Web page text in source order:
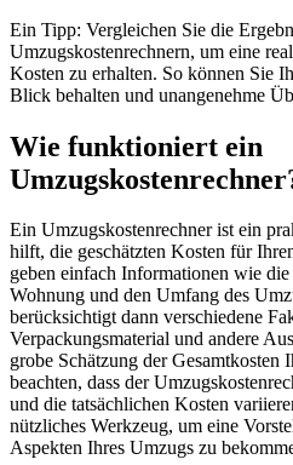
Ein Tipp: Vergleichen Sie die
Umzugskostenrechnern, um eine
Kosten zu erhalten. So können Sie
Blick behalten und unangenehme
Wie funktioniert ein
Ein Umzugskostenrechner ist ein
hilft, die geschätzten Kosten für
geben einfach Informationen wie
Wohnung und den Umfang des
berücksichtigt dann verschiedene
Verpackungsmaterial und andere
grobe Schätzung der
beachten, dass der
und die tatsächlichen Kosten
nützliches Werkzeug, um eine
Aspekten Ihres Umzugs zu